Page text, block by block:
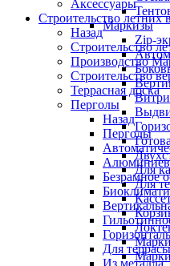
Маркизы
Zip-
Для
Для
Аксессуары
Строительство летних
Назад
Строительство
Производство
Строительство
Террасная доска
Перголы
Назад
Перголы
Безрамное
Для террасы
Из металла